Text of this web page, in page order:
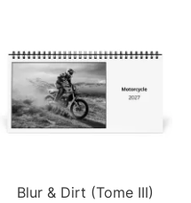
Blur & Dirt (Tome III)